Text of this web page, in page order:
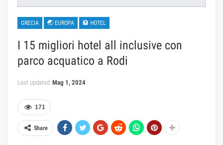
GRECIA 🌏 EUROPA 🏨 HOTEL
I 15 migliori hotel all inclusive con
parco acquatico a Rodi
Last updated Mag 1, 2024
171
Share